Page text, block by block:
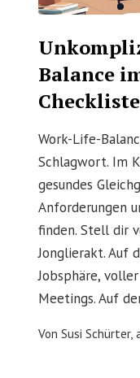
Balance
Checkliste
Work-Life-
Schlagwort. Im
gesundes
Anforderungen
finden. Stell dir
Jonglierakt. Auf
Jobsphäre,
Meetings. Auf
VonSusi Schürter,